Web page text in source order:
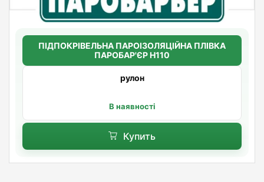
ПІДПОКРІВЕЛЬНА ПАРОІЗОЛЯЦІЙНА ПЛІВКА
ПАРОБАР'ЄР Н110
рулон
В наявності
Купить